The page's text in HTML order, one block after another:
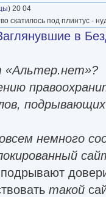
) 20 04
скатилось под плинтус -
в
немного
такой